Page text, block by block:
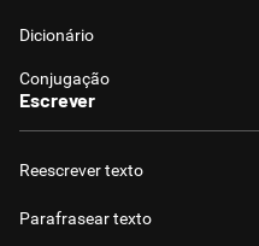
Dicionário
Conjugação
Escrever
Reescrever texto
Parafrasear texto